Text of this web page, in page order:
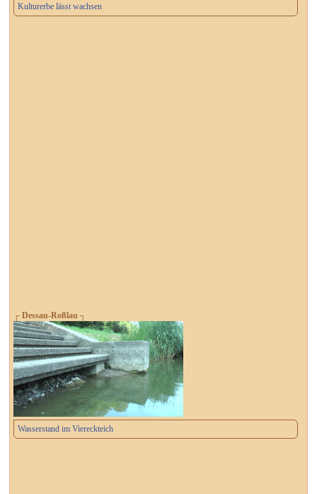
Kulturerbe lässt wachsen
┌ Dessau-Roßlau ┐
Wasserstand im Viereckteich